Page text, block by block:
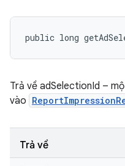
public long
Trả về adSelectionId –
vào
Trả về